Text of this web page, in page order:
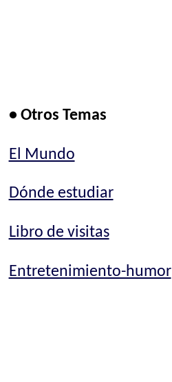
• Otros Temas
El Mundo
Dónde estudiar
Libro de visitas
Entretenimiento-humor